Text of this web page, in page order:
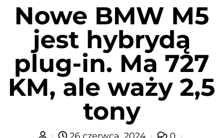
Nowe BMW M5
jest hybrydą
plug-in. Ma 727
KM, ale waży 2,5
tony